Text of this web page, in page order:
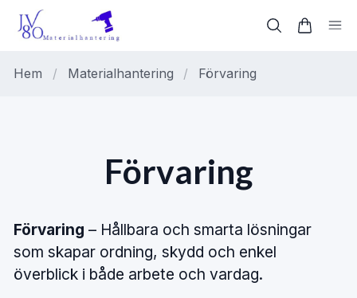
Hem / Materialhantering / Förvaring
Förvaring
Förvaring – Hållbara och smarta lösningar
som skapar ordning, skydd och enkel
överblick i både arbete och vardag.